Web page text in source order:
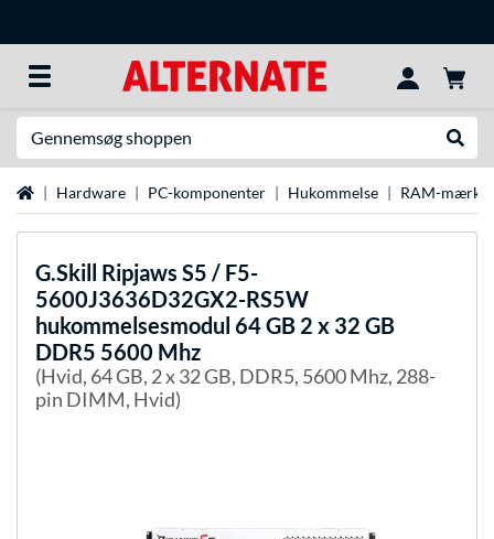
StartsideHardware PC-komponenter Hukommelse RAM-mærker
G.Skill Ripjaws S5 / F5-
5600J3636D32GX2-RS5W
hukommelsesmodul 64 GB 2 x 32 GB
DDR5 5600 Mhz
(Hvid, 64 GB, 2 x 32 GB, DDR5, 5600 Mhz, 288-
pin DIMM, Hvid)